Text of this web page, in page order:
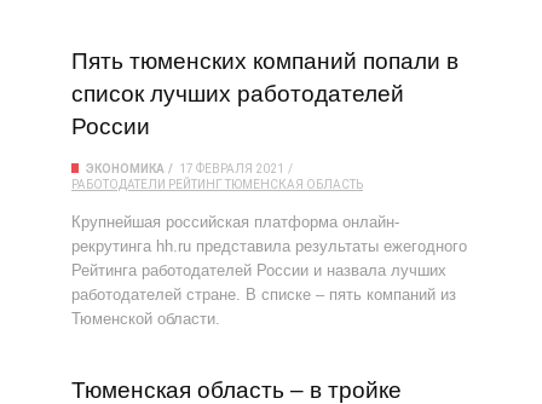
Пять тюменских компаний попали в
список лучших работодателей
России
ЭКОНОМИКА
17 ФЕВРАЛЯ 2021
РАБОТОДАТЕЛИ РЕЙТИНГ ТЮМЕНСКАЯ ОБЛАСТЬ
Крупнейшая российская платформа онлайн-
рекрутинга hh.ru представила результаты ежегодного
Рейтинга работодателей России и назвала лучших
работодателей стране. В списке – пять компаний из
Тюменской области.
Тюменская область – в тройке